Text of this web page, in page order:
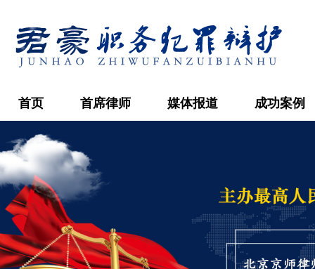
首页 首席律师 媒体报道 成功案例